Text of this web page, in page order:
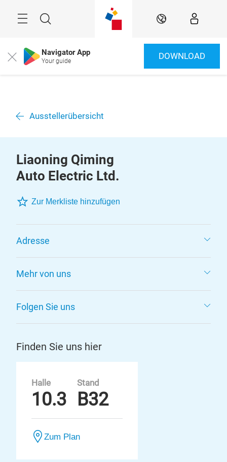
Suche DE
Close Navigator App
Your guide DOWNLOAD
Ausstellerübersicht
Liaoning Qiming
Auto Electric Ltd.
Zur Merkliste hinzufügen
Adresse
Mehr von uns
Folgen Sie uns
Finden Sie uns hier
Halle
10.3
Stand
B32
Zum Plan